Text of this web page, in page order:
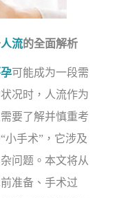
人流的全面解析
可能成为一段需
况时，人流作为
要了解并慎重考
小手术”，它涉及
问题。本文将从
准备、手术过